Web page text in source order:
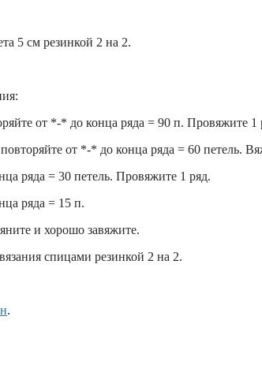
5 см резинкой 2 на 2.
от *-* до конца ряда = 90 п. Провяжите 1
от *-* до конца ряда = 60 петель.
ряда = 30 петель. Провяжите 1 ряд.
ряда = 15 п.
и хорошо завяжите.
спицами резинкой 2 на 2.
.